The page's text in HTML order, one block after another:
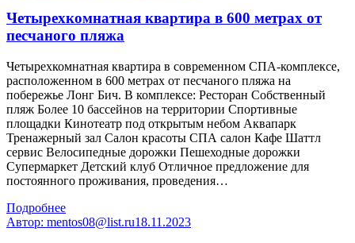
Четырехкомнатная квартира в 600 метрах от
песчаного пляжа
Четырехкомнатная квартира в современном СПА-комплексе,
расположенном в 600 метрах от песчаного пляжа на
побережье Лонг Бич. В комплексе: Ресторан Собственный
пляж Более 10 бассейнов на территории Спортивные
площадки Кинотеатр под открытым небом Аквапарк
Тренажерный зал Салон красоты СПА салон Кафе Шаттл
сервис Велосипедные дорожки Пешеходные дорожки
Супермаркет Детский клуб Отличное предложение для
постоянного проживания, проведения…
Подробнее
Автор: mentos08@list.ru18.11.2023